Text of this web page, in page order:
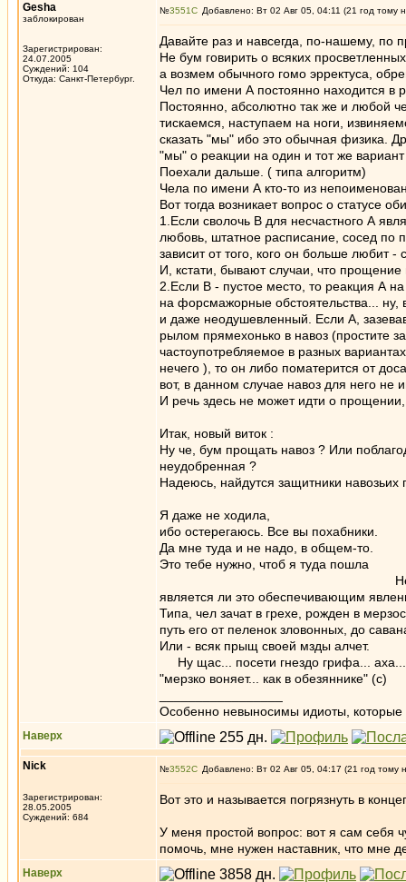
Gesha
заблокирован
Зарегистрирован:
24.07.2005
Суждений: 104
Откуда: Санкт-Петербург.
№3551 Добавлено: Вт 02 Авг 05, 04:11 (21 год тому
Давайте раз и навсегда, по-нашему, по
Не бум говирить о всяких
а возмем обычного гомо эрректуса,
Чел по имени А постоянно находится в
Постоянно, абсолютно так же и любой
тискаемся, наступаем на ноги,
сказать "мы" ибо это обычная физика.
"мы" о реакции на один и тот же
Поехали дальше. ( типа алгоритм)
Чела по имени А кто-то из
Вот тогда возникает вопрос о статусе
1.Если сволочь В для несчастного А
любовь, штатное расписание, сосед
зависит от того, кого он больше любит -
И, кстати, бывают случаи, что
2.Если В - пустое место, то реакция А
на форсмажорные обстоятельства...
и даже неодушевленный. Если А,
рылом прямехонько в навоз (простите
частоупотребляемое в разных
нечего ), то он либо поматерится от
вот, в данном случае навоз для него не
И речь здесь не может идти о
Итак, новый виток :
Ну че, бум прощать навоз ? Или
неудобренная ?
Надеюсь, найдутся защитники
Я даже не ходила,
ибо остерегаюсь. Все вы похабники.
Да мне туда и не надо, в общем-то.
Это тебе
Не, кому-то че-та
является ли это обеспечивающим
Типа, чел зачат в грехе, рожден в
путь его от пеленок зловонных, до
Или - всяк прыщ своей мзды алчет.
Ну щас... посети гнездо грифа... аха...
"мерзко воняет... как в обезяннике" (с)
Особенно невыносимы идиоты, которые
Наверх
Nick
Зарегистрирован:
28.05.2005
Суждений: 684
№3552 Добавлено: Вт 02 Авг 05, 04:17 (21 год тому
Вот это и называется погрязнуть в
У меня простой вопрос: вот я сам себя
помочь, мне нужен наставник, что мне
Наверх